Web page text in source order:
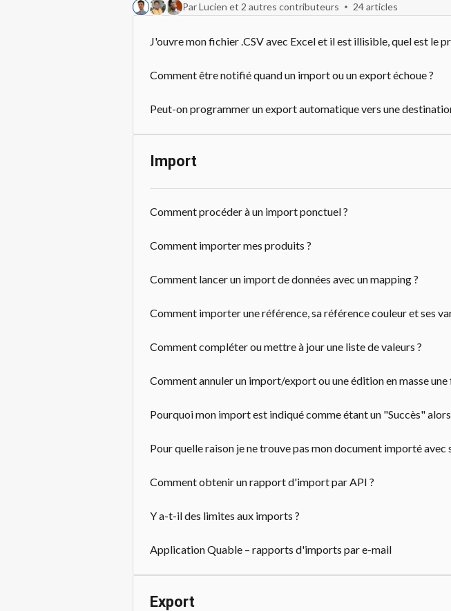
Par Lucien et 2 autres contributeurs 24 articles
J'ouvre mon fichier .CSV avec Excel et il est illisible, quel est le
Comment être notifié quand un import ou un export échoue ?
Peut-on programmer un export automatique vers une
Import
Comment procéder à un import ponctuel ?
Comment importer mes produits ?
Comment lancer un import de données avec un mapping ?
Comment importer une référence, sa référence couleur et ses
Comment compléter ou mettre à jour une liste de valeurs ?
Comment annuler un import/export ou une édition en masse
Pourquoi mon import est indiqué comme étant un "Succès"
Pour quelle raison je ne trouve pas mon document importé avec
Comment obtenir un rapport d'import par API ?
Y a-t-il des limites aux imports ?
Application Quable – rapports d'imports par e-mail
Export